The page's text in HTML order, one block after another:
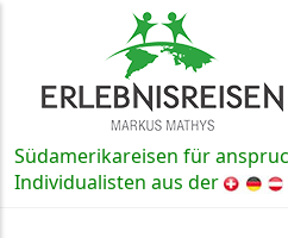
Direkt zum Inhalt
Südamerikareisen für
Individualisten aus der